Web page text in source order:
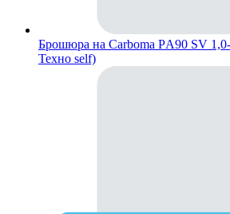
Брошюра на Carboma PА90 SV
Техно self)